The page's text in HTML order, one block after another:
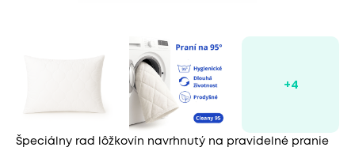
Špeciálny rad lôžkovín navrhnutý na pravidelné pranie